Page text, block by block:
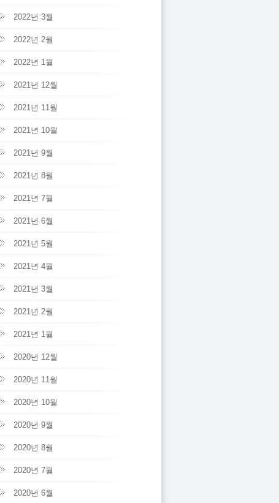
2022년 3월
2022년 2월
2022년 1월
2021년 12월
2021년 11월
2021년 10월
2021년 9월
2021년 8월
2021년 7월
2021년 6월
2021년 5월
2021년 4월
2021년 3월
2021년 2월
2021년 1월
2020년 12월
2020년 11월
2020년 10월
2020년 9월
2020년 8월
2020년 7월
2020년 6월